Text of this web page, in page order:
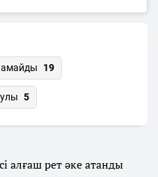
19
5
алғаш рет әке атанды